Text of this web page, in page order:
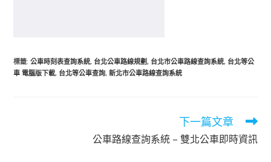
標籤:公車時刻表查詢系統, 台北公車路線規劃 , 台北市公車路線查詢系統, 台北等公
車 電腦版下載, 台北等公車查詢, 新北市公車路線查詢系統
下一篇文章
公車路線查詢系統 – 雙北公車即時資訊